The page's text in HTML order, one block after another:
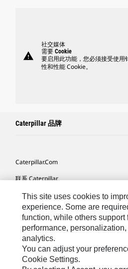
warning
社交媒体
需要 Cookie
要启用此功能，您必须接受使用
性和性能 Cookie。
Caterpillar 品牌
Caterpillar.com
联系 Caterpillar
我的营销首选项
站点地图
Cookie Settings
法律
隐私
This site uses cookies to
experience. Some are
function, while others support
performance,
analytics.
You can adjust your
Cookie Settings.